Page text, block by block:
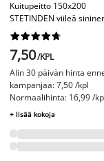
Kuitupeitto 150x200
STETINDEN viileä






7,50/KPL
Alin 30 päivän hinta
kampanjaa: 7,50 /kpl
Normaalihinta: 16,99 /
+ lisää kokoja